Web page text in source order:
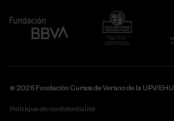
© 2026 Fundación Cursos de Verano de la UPV/EHU
Politique de confidentialité